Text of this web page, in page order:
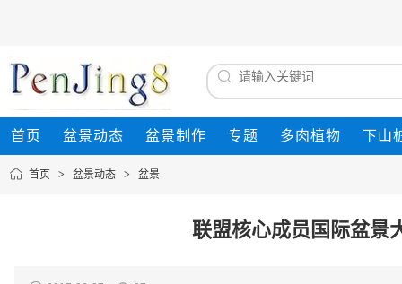
首页 盆景动态 盆景制作 专题 多肉植物 下山
首页 > 盆景动态 > 盆景
联盟核心成员国际盆景